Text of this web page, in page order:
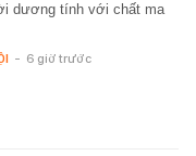
dương tính với chất ma
- 6 giờ trước